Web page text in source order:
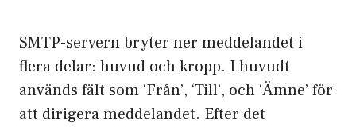
SMTP-servern bryter ner meddelandet i
flera delar: huvud och kropp. I huvudt
används fält som ‘Från’, ‘Till’, och ‘Ämne’ för
att dirigera meddelandet. Efter det